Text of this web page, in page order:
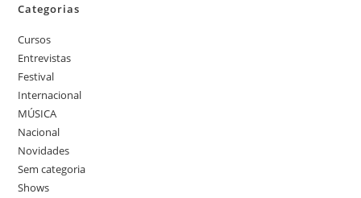
Categorias
Cursos
Entrevistas
Festival
Internacional
MÚSICA
Nacional
Novidades
Sem categoria
Shows